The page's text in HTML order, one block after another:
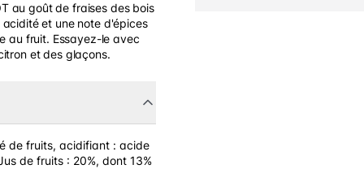
au goût de fraises des bois
et une note d'épices
au fruit. Essayez-le avec
et des glaçons.
de fruits, acidifiant : acide
de fruits : 20%, dont 13%